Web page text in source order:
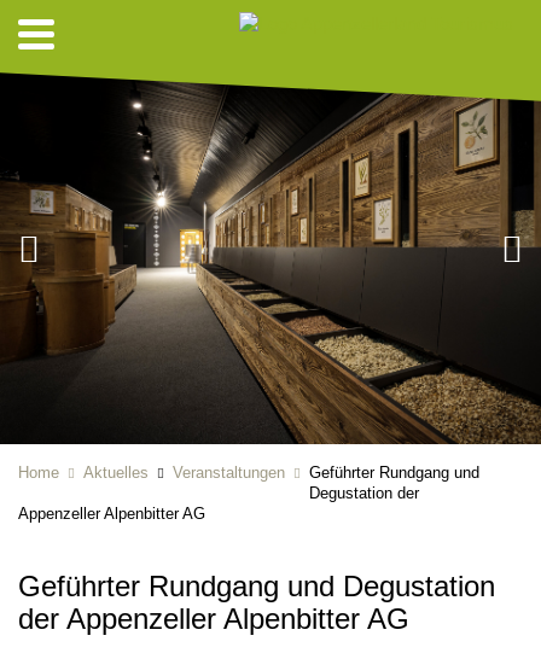
Home Aktuelles Veranstaltungen
Geführter Rundgang und
Degustation der
Appenzeller Alpenbitter AG
Geführter Rundgang und Degustation
der Appenzeller Alpenbitter AG